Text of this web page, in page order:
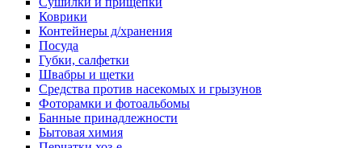
Коврики
Контейнеры д/хранения
Посуда
Губки, салфетки
Швабры и щетки
Средства против насекомых и грызунов
Фоторамки и фотоальбомы
Банные принадлежности
Бытовая химия